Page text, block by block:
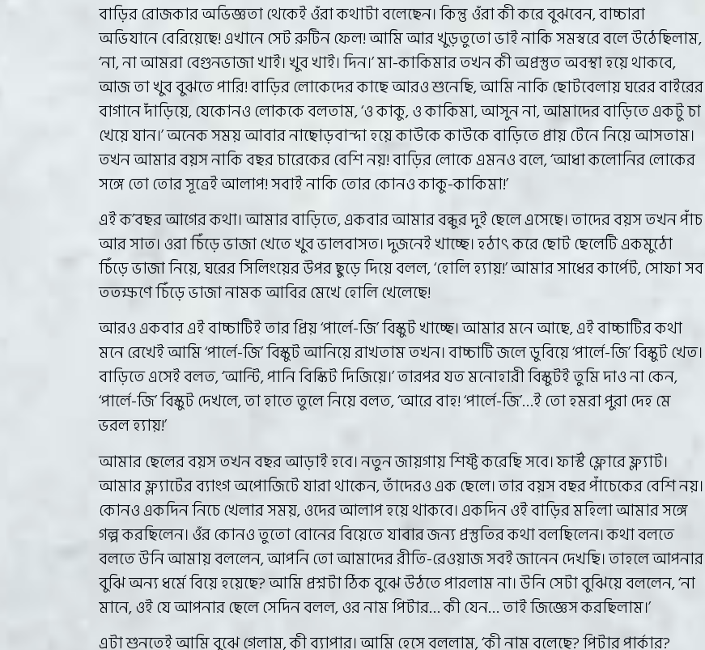
বাড়ির রোজকার অভিজ্ঞতা থেকেই ওঁরা কথাটা বলেছেন। কিন্তু ওঁরা কী করে বুঝবেন, বাচ্চারা
অভিযানে বেরিয়েছে! এখানে সেট রুটিন ফেল! আমি আর খুড়তুতো ভাই নাকি সমস্বরে বলে উঠেছিলাম,
‘না, না আমরা বেগুনভাজা খাই। খুব খাই। দিন।’ মা-কাকিমার তখন কী অপ্রস্তুত অবস্থা হয়ে থাকবে,
আজ তা খুব বুঝতে পারি! বাড়ির লোকেদের কাছে আরও শুনেছি, আমি নাকি ছোটবেলায় ঘরের বাইরের
বাগানে দাঁড়িয়ে, যেকোনও লোককে বলতাম, ‘ও কাকু, ও কাকিমা, আসুন না, আমাদের বাড়িতে একটু চা
খেয়ে যান।’ অনেক সময় আবার নাছোড়বান্দা হয়ে কাউকে কাউকে বাড়িতে প্রায় টেনে নিয়ে আসতাম।
তখন আমার বয়স নাকি বছর চারেকের বেশি নয়! বাড়ির লোকে এমনও বলে, ‘আধা কলোনির লোকের
সঙ্গে তো তোর সূত্রেই আলাপ! সবাই নাকি তোর কোনও কাকু-কাকিমা!’
এই ক’বছর আগের কথা। আমার বাড়িতে, একবার আমার বন্ধুর দুই ছেলে এসেছে। তাদের বয়স তখন পাঁচ
আর সাত। ওরা চিঁড়ে ভাজা খেতে খুব ভালবাসত। দুজনেই খাচ্ছে। হঠাৎ করে ছোট ছেলেটি একমুঠো
চিঁড়ে ভাজা নিয়ে, ঘরের সিলিংয়ের উপর ছুড়ে দিয়ে বলল, ‘হোলি হ্যায়!’ আমার সাধের কার্পেট, সোফা সব
ততক্ষণে চিঁড়ে ভাজা নামক আবির মেখে হোলি খেলেছে!
আরও একবার এই বাচ্চাটিই তার প্রিয় ‘পার্লে-জি’ বিস্কুট খাচ্ছে। আমার মনে আছে, এই বাচ্চাটির কথা
মনে রেখেই আমি ‘পার্লে-জি’ বিস্কুট আনিয়ে রাখতাম তখন। বাচ্চাটি জলে ডুবিয়ে ‘পার্লে-জি’ বিস্কুট খেত।
বাড়িতে এসেই বলত, ‘আন্টি, পানি বিস্কিট দিজিয়ে।’ তারপর যত মনোহারী বিস্কুটই তুমি দাও না কেন,
‘পার্লে-জি’ বিস্কুট দেখলে, তা হাতে তুলে নিয়ে বলত, ‘আরে বাহ! ‘পার্লে-জি’…ই তো হমরা পুরা দেহ মে
ভরল হ্যায়!’
আমার ছেলের বয়স তখন বছর আড়াই হবে। নতুন জায়গায় শিফ্ট করেছি সবে। ফার্স্ট ফ্লোরে ফ্ল্যাট।
আমার ফ্ল্যাটের ব্যাংগ অপোজিটে যারা থাকেন, তাঁদেরও এক ছেলে। তার বয়স বছর পাঁচেকের বেশি নয়।
কোনও একদিন নিচে খেলার সময়, ওদের আলাপ হয়ে থাকবে। একদিন ওই বাড়ির মহিলা আমার সঙ্গে
গল্প করছিলেন। ওঁর কোনও তুতো বোনের বিয়েতে যাবার জন্য প্রস্তুতির কথা বলছিলেন। কথা বলতে
বলতে উনি আমায় বললেন, আপনি তো আমাদের রীতি-রেওয়াজ সবই জানেন দেখছি। তাহলে আপনার
বুঝি অন্য ধর্মে বিয়ে হয়েছে? আমি প্রশ্নটা ঠিক বুঝে উঠতে পারলাম না। উনি সেটা বুঝিয়ে বললেন, ‘না
মানে, ওই যে আপনার ছেলে সেদিন বলল, ওর নাম পিটার… কী যেন… তাই জিজ্ঞেস করছিলাম।’
এটা শুনতেই আমি বুঝে গেলাম, কী ব্যাপার। আমি হেসে বললাম, ‘কী নাম বলেছে? পিটার পার্কার?